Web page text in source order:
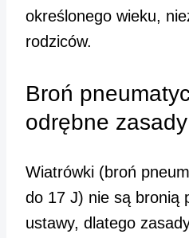
określonego wieku,
rodziców.
Broń
odrębne zasady
Wiatrówki (broń
do 17 J) nie są bronią
ustawy, dlatego